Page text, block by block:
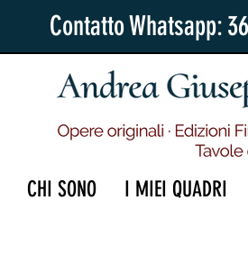
Contatto Whatsapp:
CHI SONO I MIEI QUADRI